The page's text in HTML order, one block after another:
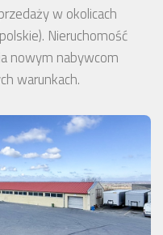
w okolicach
Nieruchomość
nowym nabywcom
warunkach.